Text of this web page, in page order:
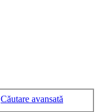
Căutare avansată